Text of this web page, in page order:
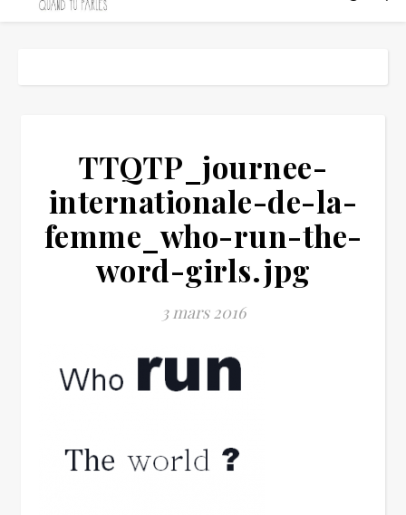
TTQTP_journee-
internationale-de-la-
femme_who-run-the-
word-girls.jpg
3 mars 2016